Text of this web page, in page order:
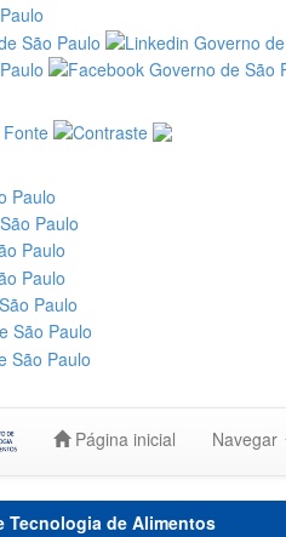
Página inicial Navegar
Tecnologia de Alimentos